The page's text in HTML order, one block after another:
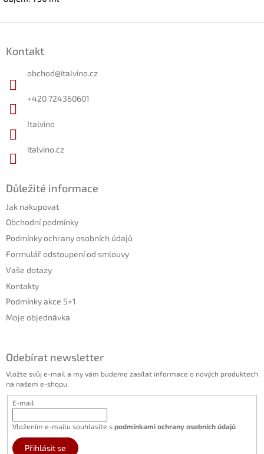
Kontakt
obchod@italvino.cz
+420 724360601
Italvino
italvino.cz
Důležité informace
Jak nakupovat
Obchodní podmínky
Podmínky ochrany osobních údajů
Formulář odstoupení od smlouvy
Vaše dotazy
Kontakty
Podmínky akce 5+1
Moje objednávka
Odebírat newsletter
Vložte svůj e-mail a my vám budeme zasílat informace o nových produktech
na našem e-shopu.
E-mail
Vložením e-mailu souhlasíte s podmínkami ochrany osobních údajů
Přihlásit se